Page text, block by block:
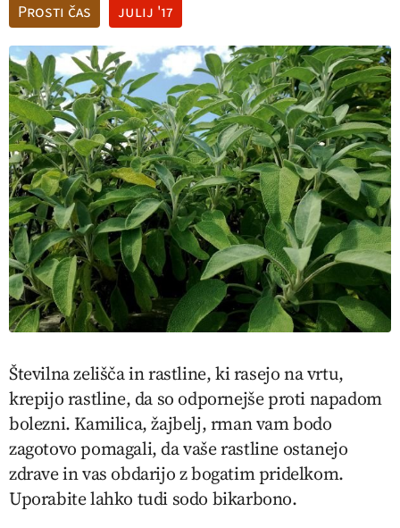
Prosti čas julij '17
Številna zelišča in rastline, ki rasejo na vrtu,
krepijo rastline, da so odpornejše proti napadom
bolezni. Kamilica, žajbelj, rman vam bodo
zagotovo pomagali, da vaše rastline ostanejo
zdrave in vas obdarijo z bogatim pridelkom.
Uporabite lahko tudi sodo bikarbono.